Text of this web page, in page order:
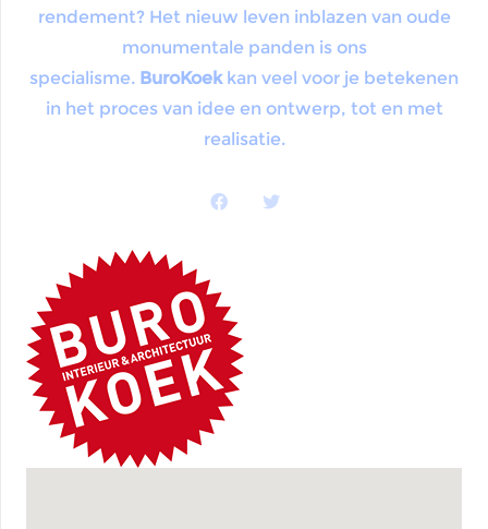
rendement? Het nieuw leven inblazen van oude
monumentale panden is ons
specialisme. BuroKoekkan veel voor je betekenen
in het proces van idee en ontwerp, tot en met
realisatie.